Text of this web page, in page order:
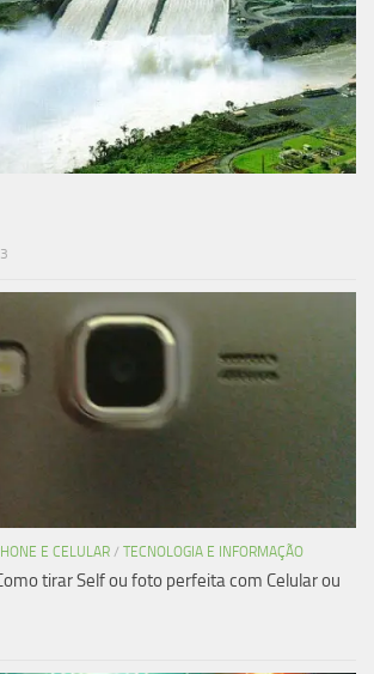
E CELULAR / TECNOLOGIA E INFORMAÇÃO
tirar Self ou foto perfeita com Celular ou